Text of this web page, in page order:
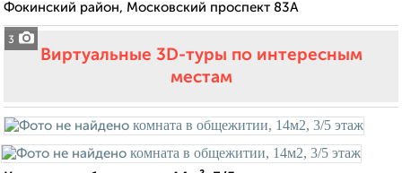
3
Фокинский район, Московский проспект 83А
Виртуальные 3D-туры по интересным
местам